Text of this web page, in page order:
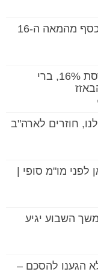
כישלון ספרדי: נחשף סודו של מטבע כסף מהמאה ה-16
פלנטיר קורסת 16%, ברי
חוזרים לארה"ב
לפני מו"מ סופי |
השבוע יגיע
הגענו להסכם –